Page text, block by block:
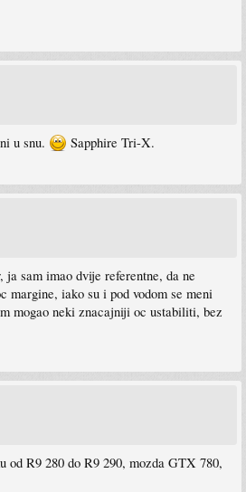
u snu. Sapphire Tri-X.
sam imao dvije referentne, da ne
margine, iako su i pod vodom se meni
mogao neki znacajniji oc ustabiliti, bez
R9 280 do R9 290, mozda GTX 780,